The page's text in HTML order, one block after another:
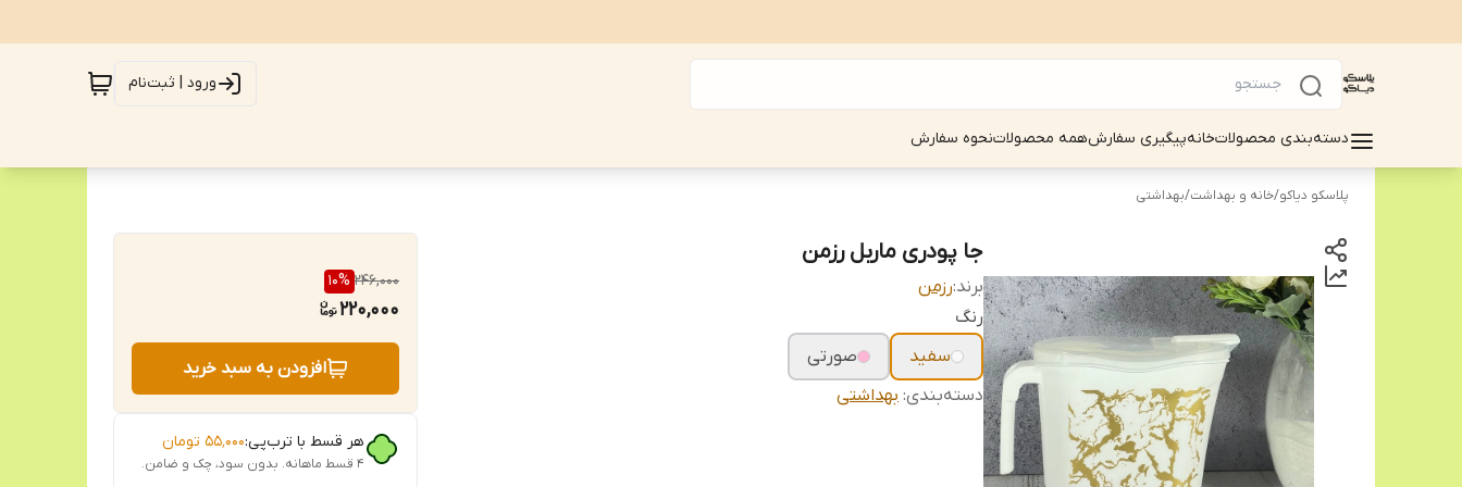
ورود | ثبت‌نام
دسته‌بندی محصولاتخانهپیگیری سفارشهمه محصولاتنحوه سفارش
پلاسکو دیاکو/خانه و بهداشت/بهداشتی
جا پودری ماربل رزمن
برند:رزمن
رنگ
سفید
صورتی
دسته‌بندی: بهداشتی
246,000
10%
220,000
افزودن به سبد خرید
هر قسط با ترب‌پی:۵۵٬۰۰۰ تومان
۴ قسط ماهانه. بدون سود، چک و ضامن.